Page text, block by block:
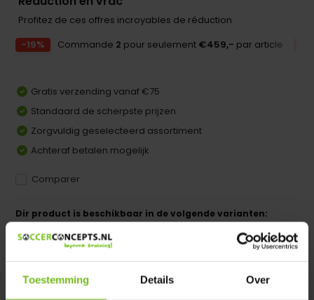
Toestemming Details Over
Profitez de ces offres incroyables de réduction
-19%
Commande 2 pour seulement €459,- par article
Gratis verzending vanaf €75
Standaard de scherpste prijzen
Zorgvuldig geselecteerd assortiment
Achteraf betalen mogelijk
Comparer
Dir product is beschikbaar in de volgende varianten:
Heeft u een vraag over dit product ?
Verstuur email